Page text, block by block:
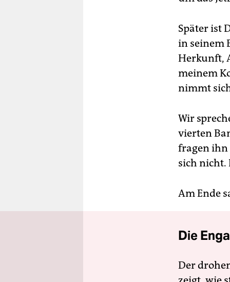
Später ist
in seinem
Herkunft,
meinem
nimmt
Wir
vierten
fragen ihn
sich nicht.
Am Ende
Die
Der